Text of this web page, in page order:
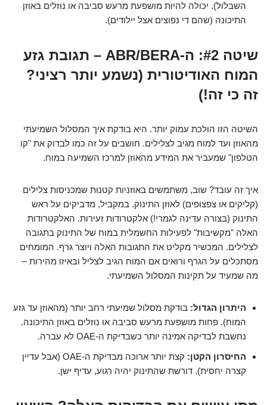
השבלול). יכולה להיות מושפעת מרעש סביבה או נוזלים באוזן
התיכונה (שהם די נפוצים אצל יילודים).
שיטה #2: ה-ABR/BERA – תגובת גזע
המוח האודיטורית (נשמע יותר רציני?
זה כי זה!)
השיטה הזו הולכת עמוק יותר. היא בודקת איך המסלול השמיעתי
מהאוזן ועד למוח מגיב לצלילים. חושבים על זה כמו לבדוק את "קו
הטלפון" שמעביר את המידע מהאוזן למרכז השמיעה במוח.
איך זה עובד? שוב, משתמשים באוזניות קטנות שמכניסות צלילים
(קליקים או צפצופים) לאוזן התינוק. במקביל, מדביקים על ראש
התינוק (בצורה עדינה לגמרי!) אלקטרודות זעירות. האלקטרודות
האלה "מקשיבות" לפעילות החשמלית במוח של התינוק בתגובה
לצלילים. המכשיר מקליט את התגובות האלה ויוצר גרף. המומחים
מסתכלים על הגרף ורואים אם המוח הגיב לצליל ובאיזו מהירות –
מה שמעיד על תקינות המסלול השמיעתי.
היתרון הגדול: בודקת מסלול שמיעתי רחב יותר (מהאוזן עד גזע
המוח). פחות מושפעת מרעש סביבה או נוזלים באוזן התיכונה.
נחשבת לבדיקה אמינה יותר כשבדיקת ה-OAE לא עברה.
החיסרון הקטן:
קצת יותר ארוכה מבדיקת ה-OAE (אבל עדיין
קצרה יחסית). דורשת שהתינוק יהיה רגוע, עדיף ישן.